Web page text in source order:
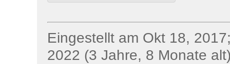
Eingestellt am Okt 18,
2022 (3 Jahre, 8 Monate